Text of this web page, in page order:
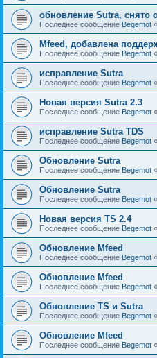
обновление Sutra, снято
Последнее сообщение Begemot «
Mfeed, добавлена
Последнее сообщение Begemot «
исправление Sutra
Последнее сообщение Begemot «
Новая версия Sutra 2.3
Последнее сообщение Begemot «
исправление Sutra TDS
Последнее сообщение Begemot «
Обновление Sutra
Последнее сообщение Begemot «
Обновление Sutra
Последнее сообщение Begemot «
Новая версия TS 2.4
Последнее сообщение Begemot «
Обновление Mfeed
Последнее сообщение Begemot «
Обновление Mfeed
Последнее сообщение Begemot «
Обновление TS и Sutra
Последнее сообщение Begemot «
Обновление Mfeed
Последнее сообщение Begemot «